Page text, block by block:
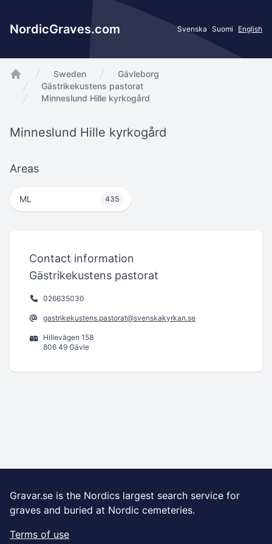
NordicGraves.com Svenska Suomi English
app.Start
Sweden
Gävleborg
Gästrikekustens pastorat
Minneslund Hille kyrkogård
Minneslund Hille kyrkogård
Areas
ML 435
Contact information
Gästrikekustens pastorat
026635030
gastrikekustens.pastorat@svenskakyrkan.se
Hillevägen 158
806 49 Gävle
Gravar.se is the Nordics largest search service for
graves and buried at Nordic cemeteries.
Terms of use